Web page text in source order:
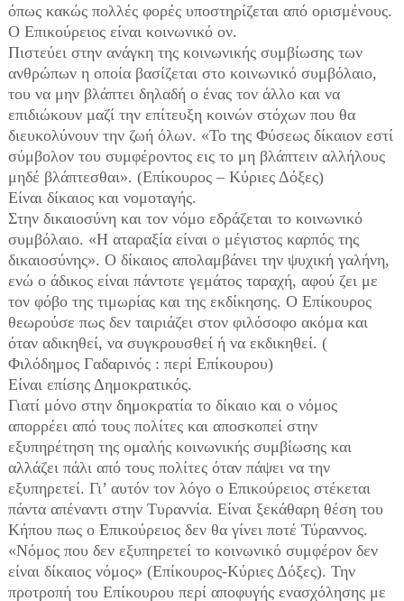
όπως κακώς πολλές φορές υποστηρίζεται από ορισμένους.
Ο Επικούρειος είναι κοινωνικό ον.
Πιστεύει στην ανάγκη της κοινωνικής συμβίωσης των
ανθρώπων η οποία βασίζεται στο κοινωνικό συμβόλαιο,
του να μην βλάπτει δηλαδή ο ένας τον άλλο και να
επιδιώκουν μαζί την επίτευξη κοινών στόχων που θα
διευκολύνουν την ζωή όλων. «Το της Φύσεως δίκαιον εστί
σύμβολον του συμφέροντος εις το μη βλάπτειν αλλήλους
μηδέ βλάπτεσθαι». (Επίκουρος – Κύριες Δόξες)
Είναι δίκαιος και νομοταγής.
Στην δικαιοσύνη και τον νόμο εδράζεται το κοινωνικό
συμβόλαιο. «Η αταραξία είναι ο μέγιστος καρπός της
δικαιοσύνης». Ο δίκαιος απολαμβάνει την ψυχική γαλήνη,
ενώ ο άδικος είναι πάντοτε γεμάτος ταραχή, αφού ζει με
τον φόβο της τιμωρίας και της εκδίκησης. Ο Επίκουρος
θεωρούσε πως δεν ταιριάζει στον φιλόσοφο ακόμα και
όταν αδικηθεί, να συγκρουσθεί ή να εκδικηθεί. (
Φιλόδημος Γαδαρινός : περί Επίκουρου)
Είναι επίσης Δημοκρατικός.
Γιατί μόνο στην δημοκρατία το δίκαιο και ο νόμος
απορρέει από τους πολίτες και αποσκοπεί στην
εξυπηρέτηση της ομαλής κοινωνικής συμβίωσης και
αλλάζει πάλι από τους πολίτες όταν πάψει να την
εξυπηρετεί. Γι’ αυτόν τον λόγο ο Επικούρειος στέκεται
πάντα απέναντι στην Τυραννία. Είναι ξεκάθαρη θέση του
Κήπου πως ο Επικούρειος δεν θα γίνει ποτέ Τύραννος.
«Νόμος που δεν εξυπηρετεί το κοινωνικό συμφέρον δεν
είναι δίκαιος νόμος» (Επίκουρος-Κύριες Δόξες). Την
προτροπή του Επίκουρου περί αποφυγής ενασχόλησης με